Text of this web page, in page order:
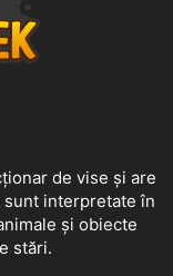
de vise și are
interpretate în
și obiecte
stări.